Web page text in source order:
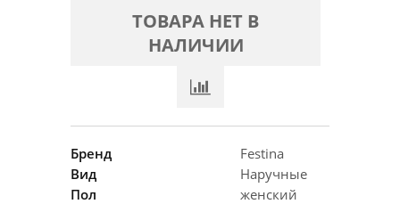
ТОВАРА НЕТ В
НАЛИЧИИ
Бренд
Festina
Вид
Наручные
Пол
женский